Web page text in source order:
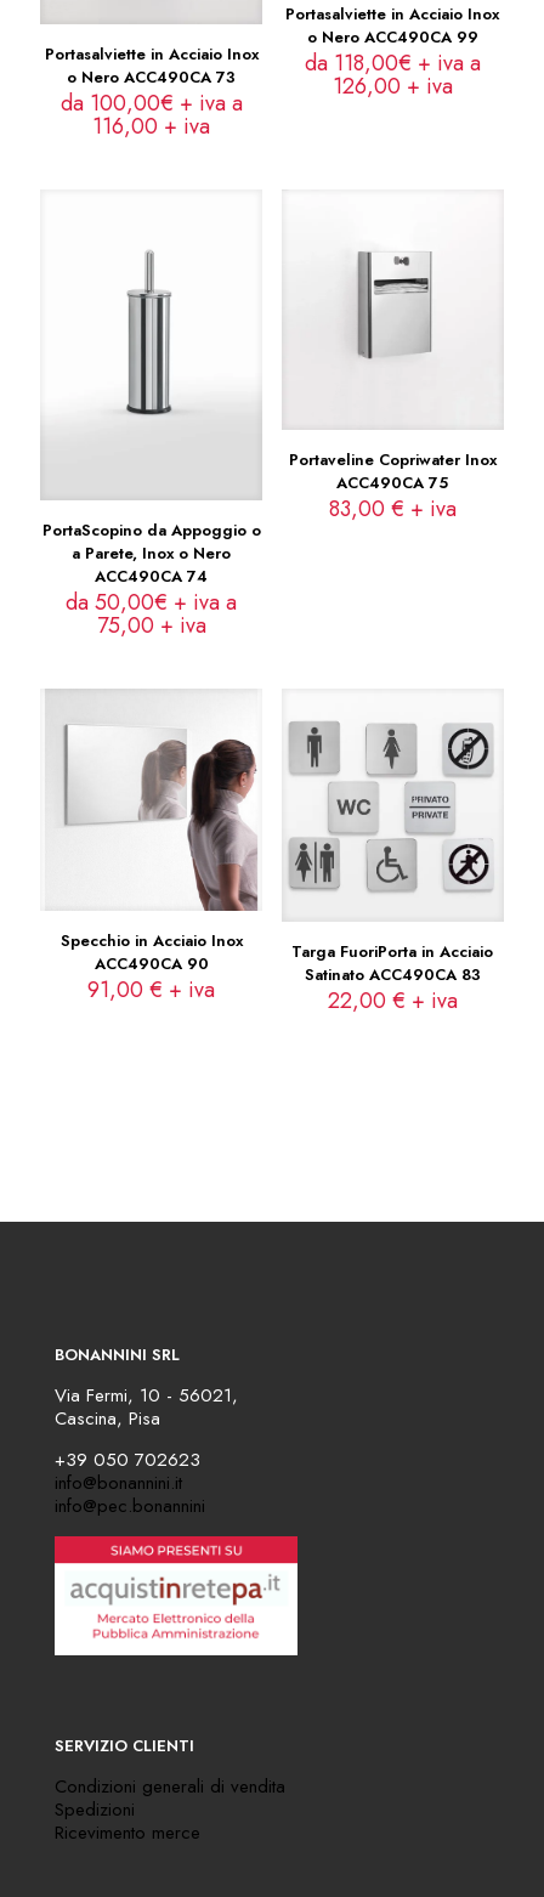
Portasalviette in Acciaio Inox
o Nero ACC490CA 73
da 100,00€ + iva a
116,00 + iva
Portasalviette in Acciaio Inox
o Nero ACC490CA 99
da 118,00€ + iva a
126,00 + iva
PortaScopino da Appoggio o
a Parete, Inox o Nero
ACC490CA 74
da 50,00€ + iva a
75,00 + iva
Portaveline Copriwater Inox
ACC490CA 75
83,00 € + iva
Specchio in Acciaio Inox
ACC490CA 90
91,00€ + iva
Targa FuoriPorta in Acciaio
Satinato ACC490CA 83
22,00 € + iva
BONANNINI SRL
Via Fermi, 10 - 56021,
Cascina, Pisa
+39 050 702623
info@bonannini.it
info@pec.bonannini
SERVIZIO CLIENTI
Condizioni generali di vendita
Spedizioni
Ricevimento merce